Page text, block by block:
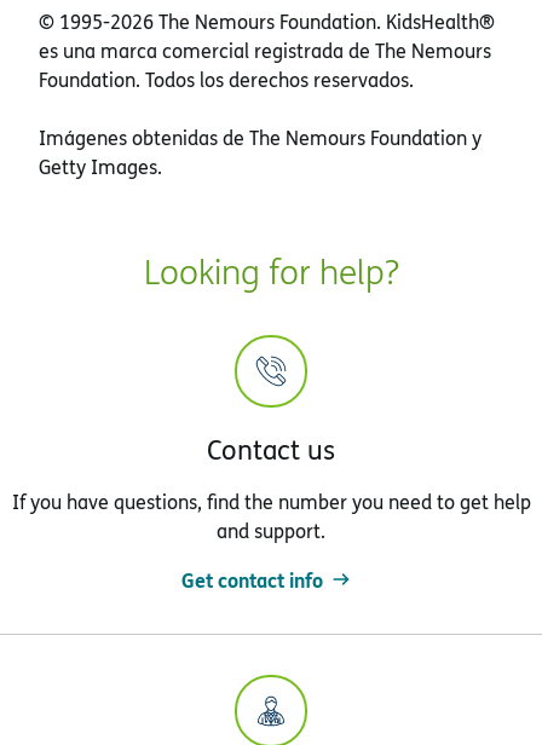
© 1995-2026 The Nemours Foundation. KidsHealth®
es una marca comercial registrada de The Nemours
Foundation. Todos los derechos reservados.
Imágenes obtenidas de The Nemours Foundation y
Getty Images.
Looking for help?
Contact us
If you have questions, find the number you need to get help
and support.
Get contact info